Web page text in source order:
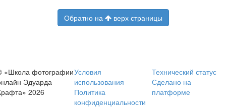
Обратно на верх страницы
«Школа фотографии
Эдуарда
2026
Условия
использования
Политика
конфиденциальности
Технический статус
Сделано на
платформе